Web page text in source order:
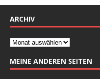
ARCHIV
MEINE ANDEREN SEITEN